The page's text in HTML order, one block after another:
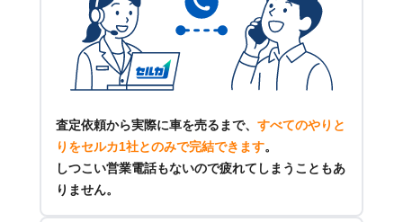
査定依頼から実際に車を売るまで、 すべてのやりと
りをセルカ1社とのみで完結できます。
しつこい営業電話もないので疲れてしまうこともあ
りません。